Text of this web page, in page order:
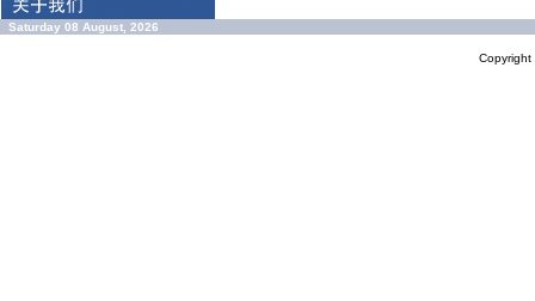
Saturday 08 August, 2026